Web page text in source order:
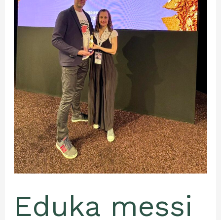
Eduka messi
alustas
eksporti
Rootsi,
Ungarisse,
Tšehhi
ja
Kreekasse